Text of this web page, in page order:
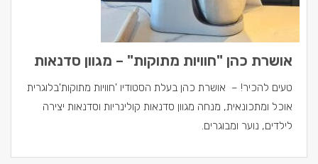
אושרת כהן "חוויות מתוקות" – מגוון סדנאות
טעים להכיר! – אושרת כהן בעלת הסטודיו 'חוויות מתוקות'בלוגרית
אוכל ומתכונאית, מנחה מגוון סדנאות קולינריות וסדנאות יצירה
לילדים, נוער ומבוגרים.